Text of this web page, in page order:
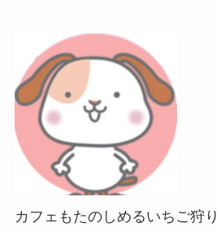
カフェもたのしめるいちご狩り